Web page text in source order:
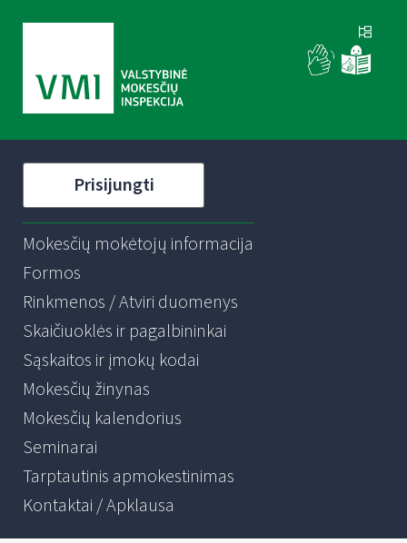
Prisijungti
Mokesčių mokėtojų informacija
Formos
Rinkmenos / Atviri duomenys
Skaičiuoklės ir pagalbininkai
Sąskaitos ir įmokų kodai
Mokesčių žinynas
Mokesčių kalendorius
Seminarai
Tarptautinis apmokestinimas
Kontaktai / Apklausa